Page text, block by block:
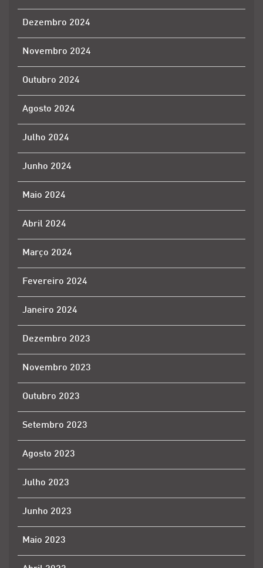
Dezembro 2024
Novembro 2024
Outubro 2024
Agosto 2024
Julho 2024
Junho 2024
Maio 2024
Abril 2024
Março 2024
Fevereiro 2024
Janeiro 2024
Dezembro 2023
Novembro 2023
Outubro 2023
Setembro 2023
Agosto 2023
Julho 2023
Junho 2023
Maio 2023